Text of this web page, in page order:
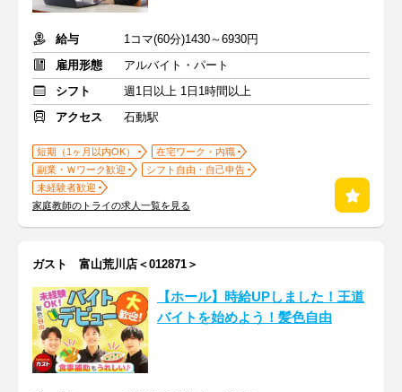
給与
1コマ(60分)1430～6930円
雇用形態
アルバイト・パート
シフト
週1日以上 1日1時間以上
アクセス
石動駅
短期（1ヶ月以内OK）
在宅ワーク・内職
副業・Ｗワーク歓迎
シフト自由・自己申告
未経験者歓迎
家庭教師のトライの求人一覧を見る
ガスト 富山荒川店＜012871＞
【ホール】時給UPしました！王道
バイトを始めよう！髪色自由